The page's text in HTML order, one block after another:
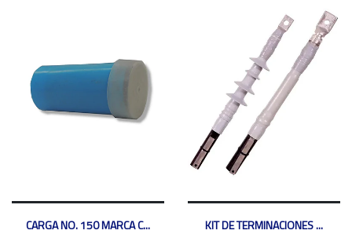
CARGA NO. 150 MARCA C...
KIT DE TERMINACIONES ...